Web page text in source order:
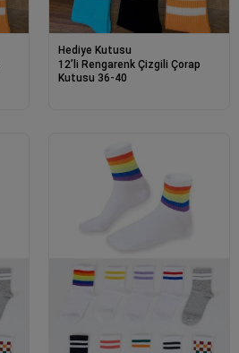
Hediye Kutusu
12’li Rengarenk Çizgili Çorap
Kutusu 36-40